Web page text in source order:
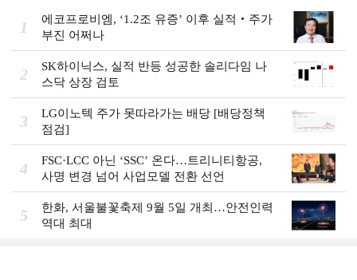
1
에코프로비엠, ‘1.2조 유증’ 이후 실적‧주가
부진 어쩌나
2
SK하이닉스, 실적 반등 성공한 솔리다임 나
스닥 상장 검토
3
LG이노텍 주가 못따라가는 배당 [배당정책
점검]
4
FSC·LCC 아닌 ‘SSC’ 온다…트리니티항공,
사명 변경 넘어 사업모델 전환 선언
5
한화, 서울불꽃축제 9월 5일 개최…안전인력
역대 최대